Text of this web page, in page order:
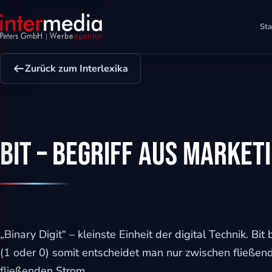
Zurück zum Interlexika
Bit – Begriff aus
„Binary Digit“ – kleinste Einheit der digital Technik.
(1 oder 0) somit entscheidet man nur zwischen